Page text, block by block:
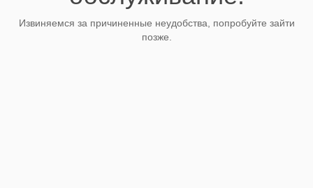
Извиняемся за причиненные неудобства, попробуйте зайти
позже.